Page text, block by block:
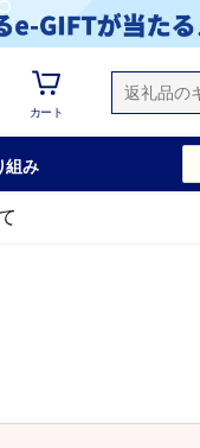
カート
組み